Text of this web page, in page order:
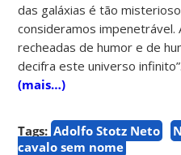
das galáxias é tão
consideramos impenetrável.
recheadas de humor e de
decifra este universo infinito”.
(mais…)
Tags: Adolfo Stotz Neto
cavalo sem nome